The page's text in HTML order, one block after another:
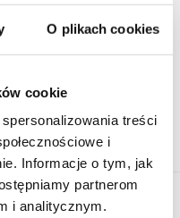
O plikach cookies
cookie
treści
i
Informacje o tym, jak
partnerom
i analitycznym.